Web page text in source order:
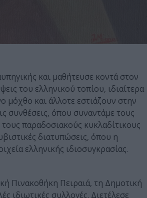
και μαθήτευσε κοντά στον
του ελληνικού τοπίου, ιδιαίτερα
μόχθο και άλλοτε εστιάζουν στην
συνθέσεις, όπου συναντάμε τους
παραδοσιακούς κυκλαδίτικους
διατυπώσεις, όπου η
ελληνικής ιδιοσυγκρασίας.
Πινακοθήκη Πειραιά, τη Δημοτική
ιδιωτικές συλλογές. Διετέλεσε